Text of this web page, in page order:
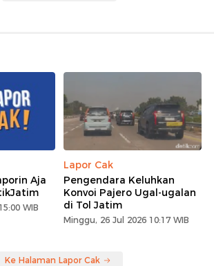
Aja
WIB
Lapor Cak
Pengendara Keluhkan
Konvoi Pajero Ugal-ugalan
di Tol Jatim
Minggu, 26 Jul 2026 10:17 WIB
Ke Halaman Lapor Cak